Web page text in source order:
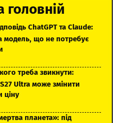
головній
ChatGPT та Claude:
модель, що не потребує
треба звикнути:
Ultra може змінити
ціну
планета»: під